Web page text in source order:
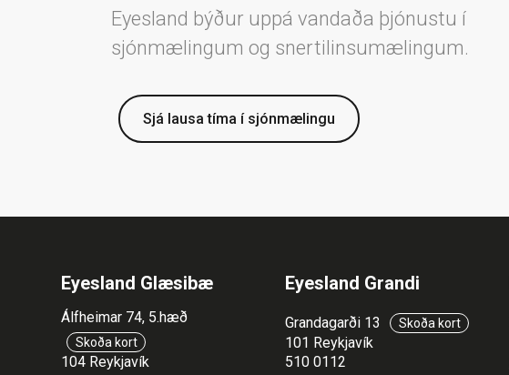
Eyesland býður uppá vandaða þjónustu í
sjónmælingum og snertilinsumælingum.
Sjá lausa tíma í sjónmælingu
Eyesland Glæsibæ
Álfheimar 74, 5.hæð
Skoða kort
104 Reykjavík
Eyesland Grandi
Grandagarði 13 Skoða kort
101 Reykjavík
510 0112